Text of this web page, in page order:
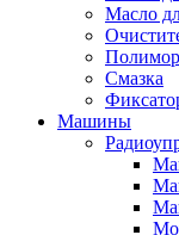
Масло
Смазка
Машины